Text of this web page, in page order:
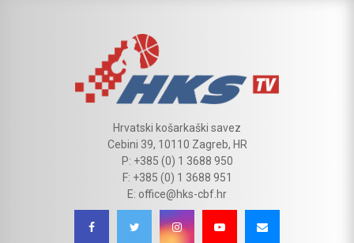
Hrvatski košarkaški savez
Cebini 39, 10110 Zagreb, HR
P: +385 (0) 1 3688 950
F: +385 (0) 1 3688 951
E: office@hks-cbf.hr